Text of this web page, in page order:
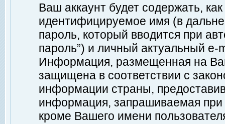
Ваш аккаунт будет содержать,
идентифицируемое имя (в
пароль, который вводится при
пароль”) и личный актуальный
Информация, размещенная на
защищена в соответствии с
информации страны,
информация, запрашиваемая при
кроме Вашего имени